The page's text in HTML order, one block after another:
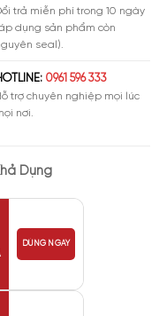
trả miễn phí trong 10 ngày
dụng sản phẩm còn
seal).
0961 596 333
trợ chuyên nghiệp mọi lúc
nơi.
Dụng
DÙNG NGAY